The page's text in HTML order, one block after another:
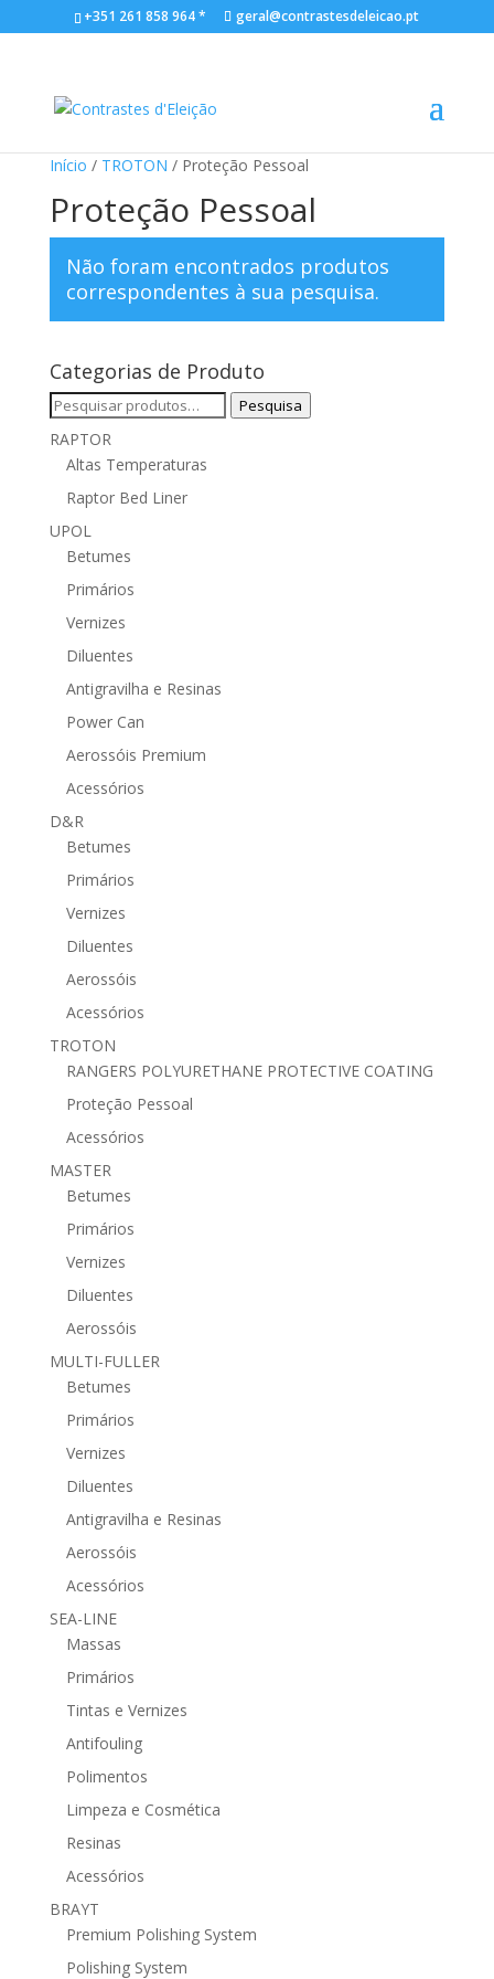
+351 261 858 964 * geral@contrastesdeleicao.pt
Início / TROTON / Proteção Pessoal
Proteção Pessoal
Não foram encontrados produtos
correspondentes à sua pesquisa.
Categorias de Produto
Pesquisar
por:
Pesquisa
RAPTOR
Altas Temperaturas
Raptor Bed Liner
UPOL
Betumes
Primários
Vernizes
Diluentes
Antigravilha e Resinas
Power Can
Aerossóis Premium
Acessórios
D&R
Betumes
Primários
Vernizes
Diluentes
Aerossóis
Acessórios
TROTON
RANGERS POLYURETHANE PROTECTIVE COATING
Proteção Pessoal
Acessórios
MASTER
Betumes
Primários
Vernizes
Diluentes
Aerossóis
MULTI-FULLER
Betumes
Primários
Vernizes
Diluentes
Antigravilha e Resinas
Aerossóis
Acessórios
SEA-LINE
Massas
Primários
Tintas e Vernizes
Antifouling
Polimentos
Limpeza e Cosmética
Resinas
Acessórios
BRAYT
Premium Polishing System
Polishing System